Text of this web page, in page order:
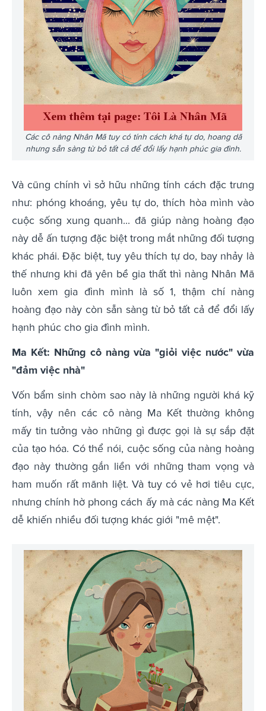
Các cô nàng Nhân Mã tuy có tính cách khá tự do, hoang dã
nhưng sẵn sàng từ bỏ tất cả để đổi lấy hạnh phúc gia đình.
Và cũng chính vì sở hữu những tính cách đặc trưng
như: phóng khoáng, yêu tự do, thích hòa mình vào
cuộc sống xung quanh... đã giúp nàng hoàng đạo
này dễ ấn tượng đặc biệt trong mắt những đối tượng
khác phái. Đặc biệt, tuy yêu thích tự do, bay nhảy là
thế nhưng khi đã yên bề gia thất thì nàng Nhân Mã
luôn xem gia đình mình là số 1, thậm chí nàng
hoàng đạo này còn sẵn sàng từ bỏ tất cả để đổi lấy
hạnh phúc cho gia đình mình.
Ma Kết: Những cô nàng vừa "giỏi việc nước" vừa
"đảm việc nhà"
Vốn bẩm sinh chòm sao này là những người khá kỹ
tính, vậy nên các cô nàng Ma Kết thường không
mấy tin tưởng vào những gì được gọi là sự sắp đặt
của tạo hóa. Có thể nói, cuộc sống của nàng hoàng
đạo này thường gắn liền với những tham vọng và
ham muốn rất mãnh liệt. Và tuy có vẻ hơi tiêu cực,
nhưng chính hờ phong cách ấy mà các nàng Ma Kết
dễ khiến nhiều đối tượng khác giới "mê mệt".